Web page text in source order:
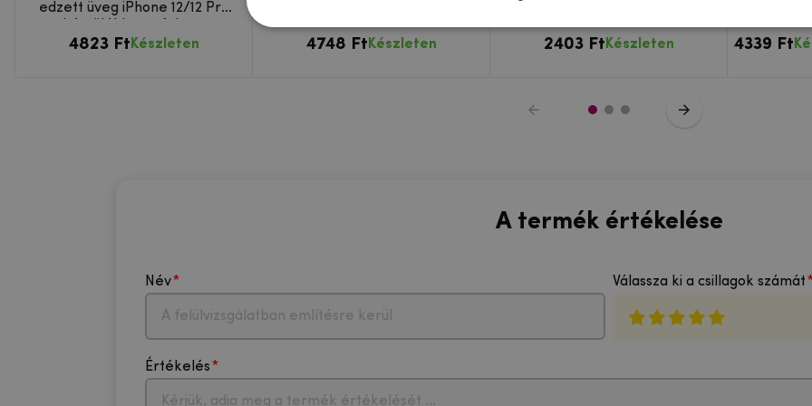
edzett üveg iPhone 12/12 Pro
4823 Ft Készleten
készüléken
4748 Ft Készleten
készüléken
2403 Ft Készleten 4339 Ft
A termék értékelése
Név Válassza ki a csillagok számát
Értékelés